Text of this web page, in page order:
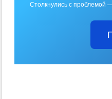
Столкнулись с проблемой